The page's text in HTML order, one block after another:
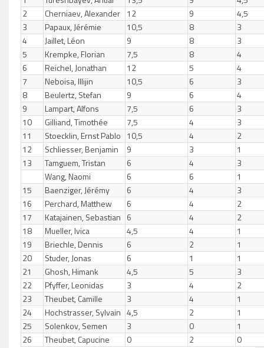
2
Cherniaev, Alexander 12 9
4,5
3
Papaux, Jérémie 10,5 8
3
4
Jaillet, Léon 9 8
3
5
Krempke, Florian 7,5 8
4
6
Reichel, Jonathan 12 5
4
7
Neboisa, Illijin 10,5 6
3
8
Beulertz, Stefan 9 6
4
9
Lampart, Alfons 7,5 6
3
10
Gilliand, Timothée 7,5 4
3
11
Stoecklin, Ernst Pablo 10,5 4
2
12
Schliesser, Benjamin 9 3
1
13
Tamguem, Tristan 6 4
3
Wang, Naomi
6 6
1
15
Baenziger, Jérémy 6 4
3
16
Perchard, Matthew 6 4
2
17
Katajainen, Sebastian 6 4
2
18
Mueller, Ivica 4,5 4
1
19
Briechle, Dennis 6 2
1
20
Studer, Jonas 6 1
1
21
Ghosh, Himank 4,5 5
3
22
Pfyffer, Leonidas 3 4
2
23
Theubet, Camille 3 4
1
24
Hochstrasser, Sylvain 4,5 2
1
25
Solenkov, Semen 3 0
1
26
Theubet, Capucine 0 2 0